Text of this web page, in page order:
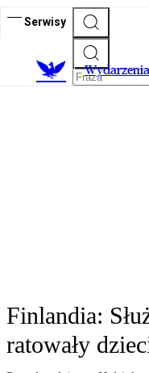
Serwisy
Wydarzenia
Finlandia:
ratowały